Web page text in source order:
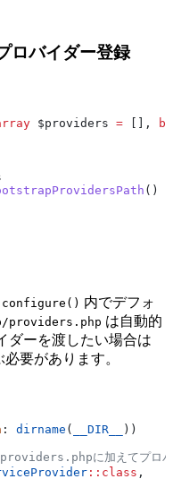
ロバイダー登録
$providers = [],
()
内でデフォ
providers.php は自動的
ダーを渡したい場合は
要があります。
: dirname ( __DIR__
))
に加えてプロバ
:: class ,